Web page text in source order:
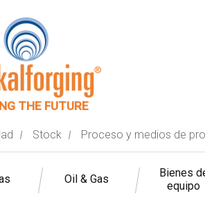
THE FUTURE
Stock Proceso y medios de
Oil & Gas
Bienes
equipo